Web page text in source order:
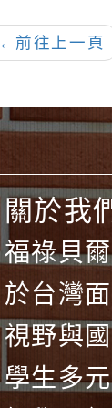
← 前往上一頁
關於我
福祿貝
於台灣
視野與
學生多